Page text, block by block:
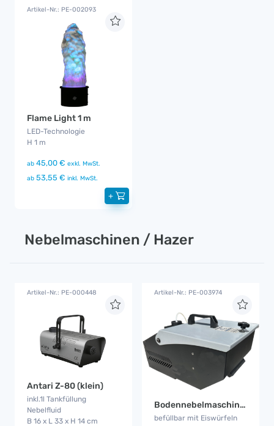
Artikel-Nr.: PE-002093
Flame Light 1 m
LED-Technologie
H 1 m
ab 45,00 € exkl. MwSt.
ab 53,55 € inkl. MwSt.
+
Nebelmaschinen / Hazer
Artikel-Nr.: PE-000448
Antari Z-80 (klein)
inkl.1l Tankfüllung
Nebelfluid
B 16 x L 33 x H 14 cm
Artikel-Nr.: PE-003974
Bodennebelmaschine Foggy CS
befüllbar mit Eiswürfeln